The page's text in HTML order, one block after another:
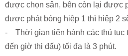
được chọn sân, bên còn lại được
được phát bóng hiệp 1 thì hiệp 2
- Thời gian tiến hành các thủ tục
đến giờ thi đấu) tối đa là 3 phút.